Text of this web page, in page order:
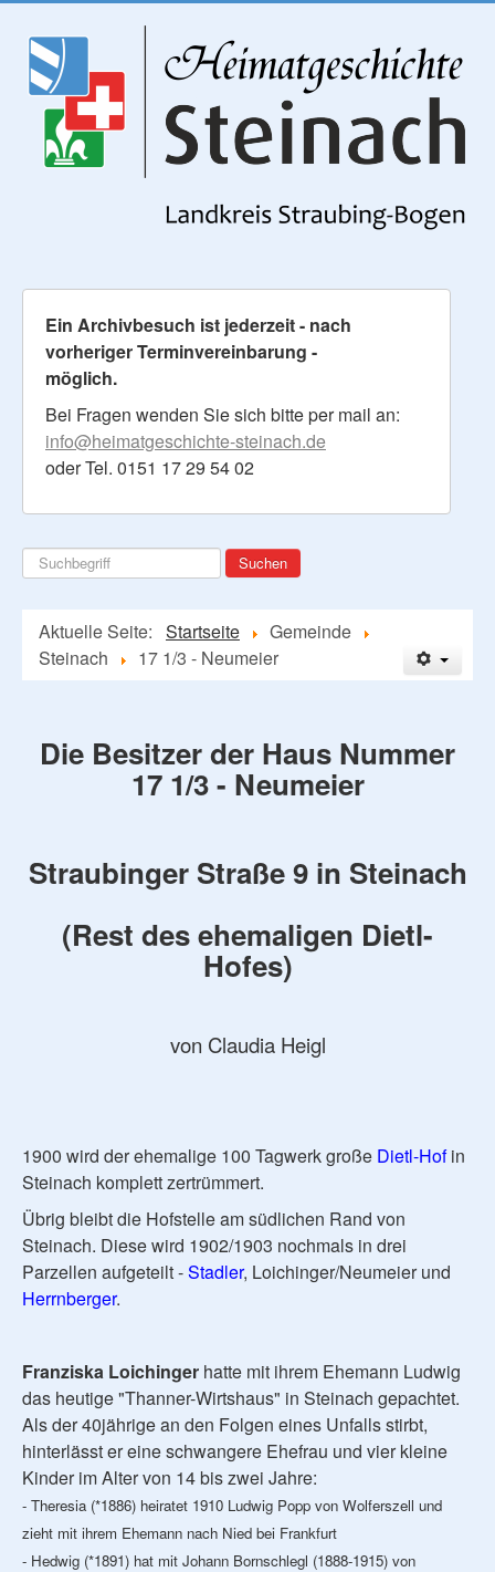
Ein Archivbesuch ist jederzeit - nach
vorheriger Terminvereinbarung -
möglich.
Bei Fragen wenden Sie sich bitte per mail an:
info@heimatgeschichte-steinach.de
oder Tel. 0151 17 29 54 02
Suchen
...
Suchen
Aktuelle Seite: Startseite
Gemeinde
Steinach
17 1/3 - Neumeier
Die Besitzer der Haus Nummer
17 1/3 - Neumeier
Straubinger Straße 9 in Steinach
(Rest des ehemaligen Dietl-
Hofes)
von Claudia Heigl
1900 wird der ehemalige 100 Tagwerk große Dietl-Hofin
Steinach komplett zertrümmert.
Übrig bleibt die Hofstelle am südlichen Rand von
Steinach. Diese wird 1902/1903 nochmals in drei
Parzellen aufgeteilt -Stadler, Loichinger/Neumeier und
Herrnberger.
Franziska Loichinger hatte mit ihrem Ehemann Ludwig
das heutige "Thanner-Wirtshaus" in Steinach gepachtet.
Als der 40jährige an den Folgen eines Unfalls stirbt,
hinterlässt er eine schwangere Ehefrau und vier kleine
Kinder im Alter von 14 bis zwei Jahre:
- Theresia (*1886) heiratet 1910 Ludwig Popp von Wolferszell und
zieht mit ihrem Ehemann nach Nied bei Frankfurt
- Hedwig (*1891) hat mit Johann Bornschlegl (1888-1915) von